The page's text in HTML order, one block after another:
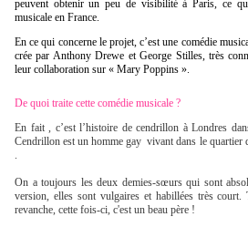
peuvent obtenir un peu de visibilité à Paris, ce
musicale en France.
En ce qui concerne le projet, c’est une comédie
crée par Anthony Drewe et George Stilles, très
leur collaboration sur « Mary Poppins ».
De quoi traite cette comédie musicale ?
En fait , c’est l’histoire de cendrillon à Londres
Cendrillon est un homme gay vivant dans le quartier
.
On a toujours les deux demies-sœurs qui sont
version, elles sont vulgaires et habillées très court.
revanche, cette fois-ci, c'est un beau père !